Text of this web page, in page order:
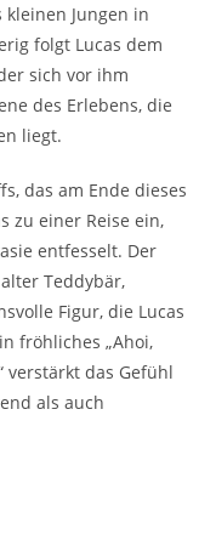
Jungen in
folgt Lucas dem
sich vor ihm
des Erlebens, die
liegt.
das am Ende dieses
zu einer Reise ein,
entfesselt. Der
Teddybär,
Figur, die Lucas
fröhliches „Ahoi,
verstärkt das Gefühl
als auch